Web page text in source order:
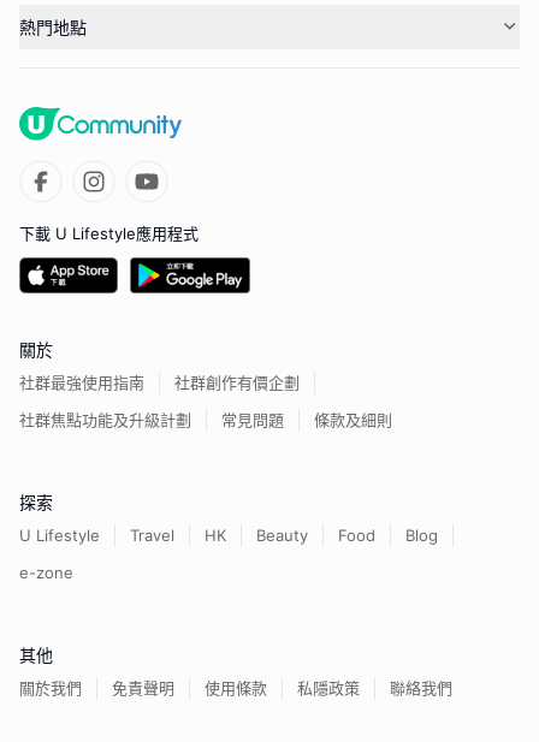
熱門地點
下載 U Lifestyle應用程式
關於
社群最強使用指南
社群創作有價企劃
社群焦點功能及升級計劃
常見問題 條款及細則
探索
U Lifestyle Travel HK Beauty Food
Blog
e-zone
其他
關於我們 免責聲明 使用條款 私隱政策 聯絡我們